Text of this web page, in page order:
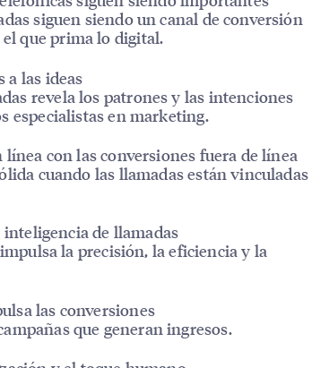
siguen siendo un canal de conversión
que prima lo digital.
a las ideas
revela los patrones y las intenciones
especialistas en marketing.
con las conversiones fuera de línea
cuando las llamadas están vinculadas
de llamadas
la precisión, la eficiencia y la
las conversiones
que generan ingresos.